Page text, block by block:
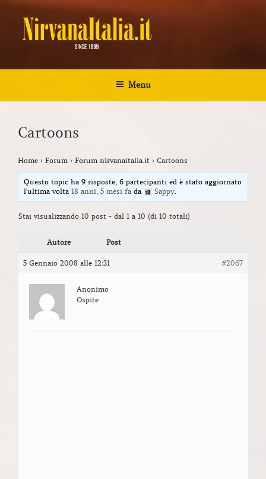
contenuto
NIRVANA ITALIA
Menu
Cartoons
Home › Forum › Forum nirvanaitalia.it › Cartoons
Questo topic ha 9 risposte, 6 partecipanti ed è stato aggiornato
l'ultima volta18 anni, 5 mesi fa da Sappy.
Stai visualizzando 10 post - dal 1 a 10 (di 10 totali)
Autore Post
5 Gennaio 2008 alle 12:31 #2067
Anonimo
Ospite